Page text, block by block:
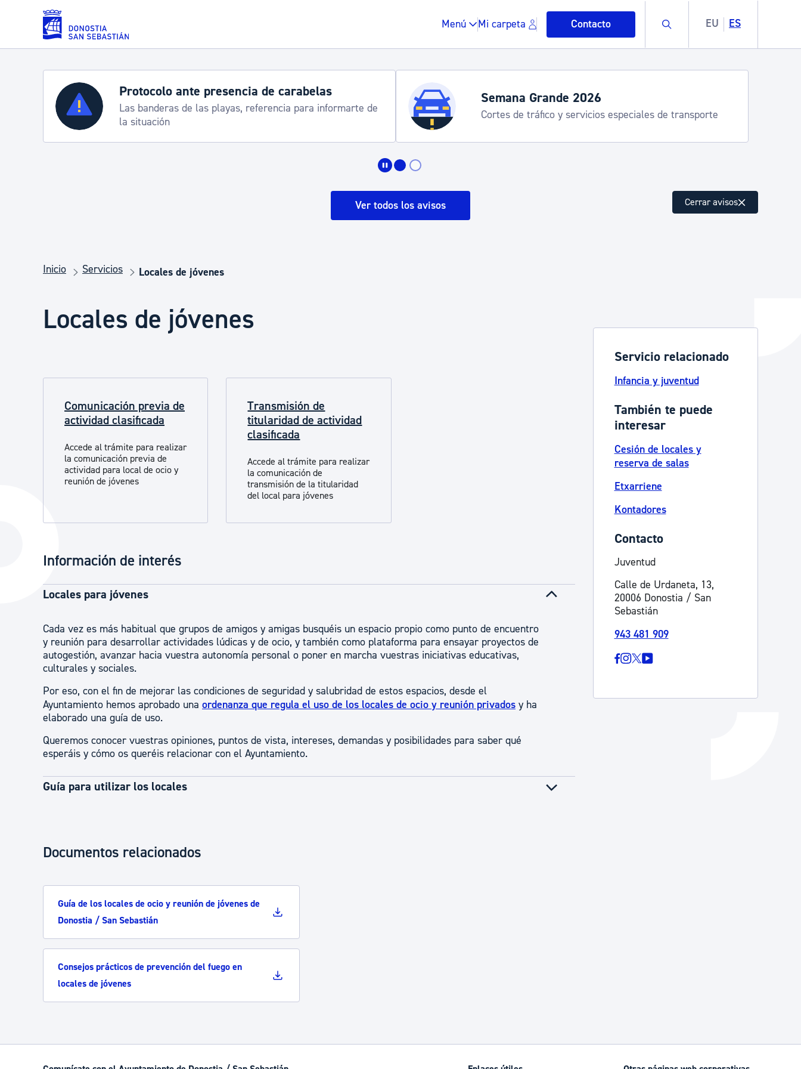
Saltar al contenido principal
Menú Mi carpeta Contacto Buscar EU ES
Servicios
Padrón y asuntos personales
Espacio público, residuos y medioambiente
Seguridad ciudadana y emergencias
Salud Pública, animales y consumo
Participación ciudadana y asociacionismo
Deporte
La ciudad ahora
Descubre la ciudad
Ayuda a la tramitación
Protocolo ante presencia de carabelas
Las banderas de las playas, referencia para informarte de
la situación
Semana Grande 2026
Cortes de tráfico y servicios especiales de transporte
Ver todos los avisos Cerrar avisos
Inicio Servicios Locales de jóvenes
Locales de jóvenes
Comunicación previa de
actividad clasificada
Accede al trámite para realizar
la comunicación previa de
actividad para local de ocio y
reunión de jóvenes
Transmisión de
titularidad de actividad
clasificada
Accede al trámite para realizar
la comunicación de
transmisión de la titularidad
del local para jóvenes
Información de interés
Locales para jóvenes
Cada vez es más habitual que grupos de amigos y amigas busquéis un espacio propio como punto de encuentro
y reunión para desarrollar actividades lúdicas y de ocio, y también como plataforma para ensayar proyectos de
autogestión, avanzar hacia vuestra autonomía personal o poner en marcha vuestras iniciativas educativas,
culturales y sociales.
Por eso, con el fin de mejorar las condiciones de seguridad y salubridad de estos espacios, desde el
Ayuntamiento hemos aprobado una ordenanza que regula el uso de los locales de ocio y reunión privados y ha
elaborado una guía de uso.
Queremos conocer vuestras opiniones, puntos de vista, intereses, demandas y posibilidades para saber qué
esperáis y cómo os queréis relacionar con el Ayuntamiento.
Guía para utilizar los locales
Documentos relacionados
Guía de los locales de ocio y reunión de jóvenes de
Donostia / San Sebastián
Consejos prácticos de prevención del fuego en
locales de jóvenes
Servicio relacionado
Infancia y juventud
También te puede
interesar
Cesión de locales y
reserva de salas
Etxarriene
Kontadores
Contacto
Juventud
Calle de Urdaneta, 13,
20006 Donostia / San
Sebastián
943 481 909